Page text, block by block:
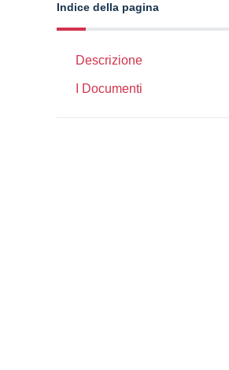
Indice della pagina
Descrizione
I Documenti